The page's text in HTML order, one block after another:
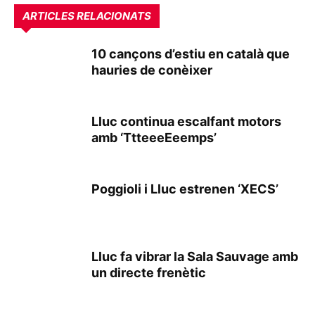
ARTICLES RELACIONATS
10 cançons d’estiu en català que
hauries de conèixer
Lluc continua escalfant motors
amb ‘TtteeeEeemps’
Poggioli i Lluc estrenen ‘XECS’
Lluc fa vibrar la Sala Sauvage amb
un directe frenètic